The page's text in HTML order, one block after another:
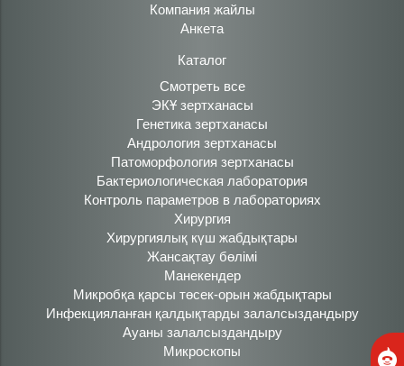
Компания жайлы
Анкета
Каталог
Смотреть все
ЭКҰ зертханасы
Генетика зертханасы
Андрология зертханасы
Патоморфология зертханасы
Бактериологическая лаборатория
Контроль параметров в лабораториях
Хирургия
Хирургиялық күш жабдықтары
Жансақтау бөлімі
Манекендер
Микробқа қарсы төсек-орын жабдықтары
Инфекцияланған қалдықтарды залалсыздандыру
Ауаны залалсыздандыру
Микроскопы